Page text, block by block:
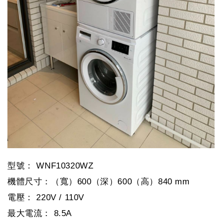
型號： WNF10320WZ
機體尺寸：（寬）600（深）600（高）840 mm
電壓： 220V / 110V
最大電流： 8.5A